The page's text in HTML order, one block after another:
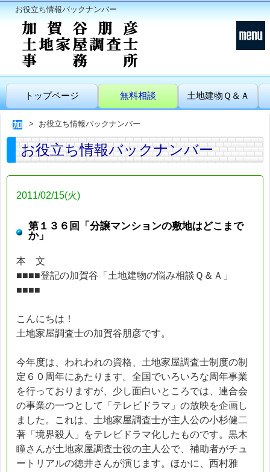
お役立ち情報バックナンバー
トップページ 無料相談 土地建物Ｑ＆Ａ
お役立ち情報バックナンバー
お役立ち情報バックナンバー
2011/02/15(火)
第１３６回「分譲マンションの敷地はどこまで
か」
本 文
■■■■登記の加賀谷「土地建物の悩み相談Ｑ＆Ａ」
■■■■
こんにちは！
土地家屋調査士の加賀谷朋彦です。
今年度は、われわれの資格、土地家屋調査士制度の制
定６０周年にあたります。全国でいろいろな周年事業
を行っておりますが、少し面白いところでは、連合会
の事業の一つとして「テレビドラマ」の放映を企画し
ました。これは、土地家屋調査士が主人公の小杉健二
著「境界殺人」をテレビドラマ化したものです。黒木
瞳さんが土地家屋調査士役の主人公で、補助者がチュ
ートリアルの徳井さんが演じます。ほかに、西村雅